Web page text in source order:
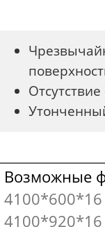
Возможные
4100*600*16
4100*920*16